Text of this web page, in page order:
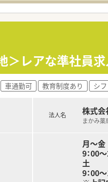
＞レアな準社員
車通勤可 教育制度あり シ
法人名 株式会
まかみ
月～金
9：00
土
9：00